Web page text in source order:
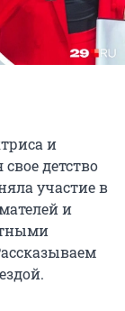
и
детство
участие в
и